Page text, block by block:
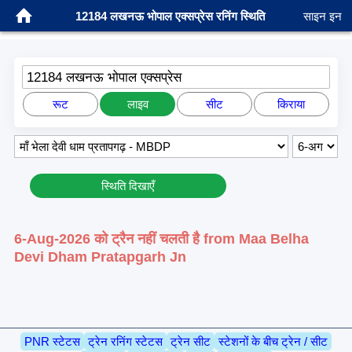
12184 लखनऊ भोपाल एक्सप्रेस रनिंग स्थिति साइन इन
12184 लखनऊ भोपाल एक्सप्रेस
रूट लाइव सीट किराया
स्थिति दिखाएँ
6-Aug-2026 को ट्रैन नहीं चलती है from Maa Belha
Devi Dham Pratapgarh Jn
PNR स्टेटस ट्रेन रनिंग स्टेटस ट्रेन सीट स्टेशनों के बीच ट्रेन / सीट